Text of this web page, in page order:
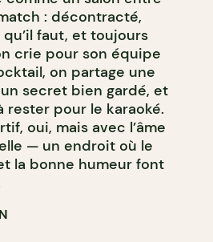
: décontracté,
faut, et toujours
crie pour son équipe
on partage une
secret bien gardé, et
rester pour le karaoké.
oui, mais avec l’âme
— un endroit où le
la bonne humeur font